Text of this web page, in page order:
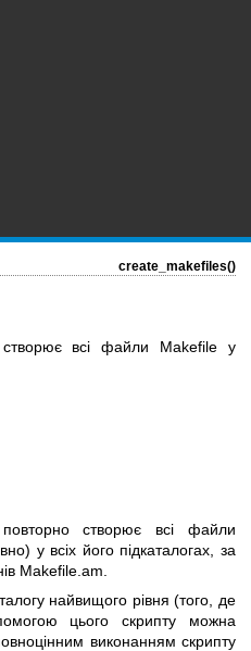
create_makefiles()
всі файли Makefile у
створює всі файли
у всіх його підкаталогах, за
Makefile.am.
найвищого рівня (того, де
цього скрипту можна
виконанням скрипту